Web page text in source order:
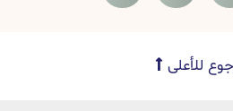
للأعلى